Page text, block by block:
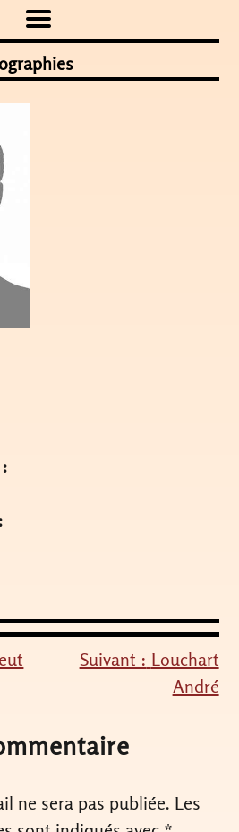
Suivant : Louchart
André
ne sera pas publiée. Les